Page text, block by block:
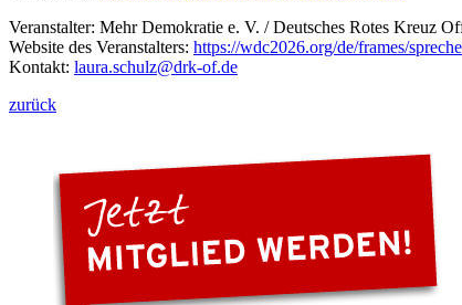
Veranstalter: Mehr Demokratie e. V. / Deutsches Rotes Kreuz
Website des Veranstalters: https://wdc2026.org/de/frames/
Kontakt: laura.schulz@drk-of.de
zurück